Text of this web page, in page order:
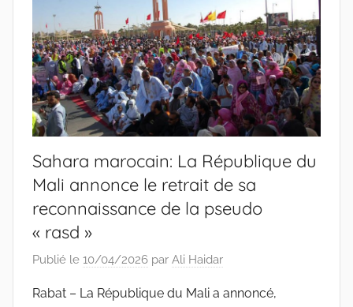
Sahara marocain: La République du
Mali annonce le retrait de sa
reconnaissance de la pseudo
« rasd »
Publié le 10/04/2026 par Ali Haidar
Rabat – La République du Mali a annoncé,